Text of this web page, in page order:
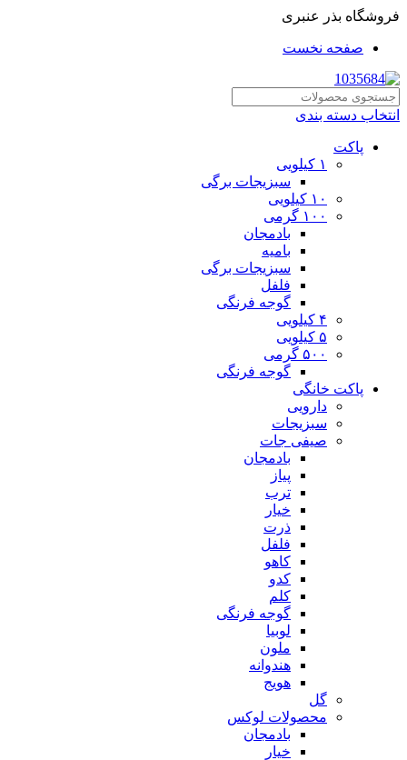
فروشگاه بذر عنبری
صفحه نخست
انتخاب دسته بندی
پاکت
۱ کیلویی
سبزیجات برگی
۱۰ کیلویی
۱۰۰ گرمی
بادمجان
بامیه
سبزیجات برگی
فلفل
گوجه فرنگی
۴ کیلویی
۵ کیلویی
۵۰۰ گرمی
گوجه فرنگی
پاکت خانگی
دارویی
سبزیجات
صیفی جات
بادمجان
پیاز
ترب
خیار
ذرت
فلفل
کاهو
کدو
کلم
گوجه فرنگی
لوبیا
ملون
هندوانه
هویج
گل
محصولات لوکس
بادمجان
خیار